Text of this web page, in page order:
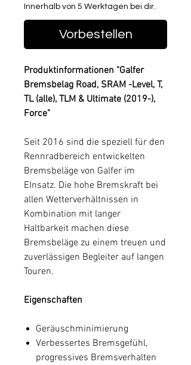
Innerhalb von 5 Werktagen bei dir.
Vorbestellen
Produktinformationen "Galfer
Bremsbelag Road, SRAM -Level, T,
TL (alle), TLM & Ultimate (2019-),
Force"
Seit 2016 sind die speziell für den
Rennradbereich entwickelten
Bremsbeläge von Galfer im
EInsatz. Die hohe Bremskraft bei
allen Wetterverhältnissen in
Kombination mit langer
Haltbarkeit machen diese
Bremsbeläge zu einem treuen und
zuverlässigen Begleiter auf langen
Touren.
Eigenschaften
Geräuschminimierung
Verbessertes Bremsgefühl,
progressives Bremsverhalten